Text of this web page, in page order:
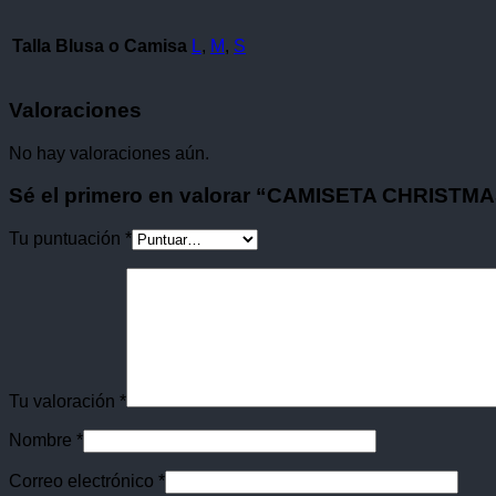
Talla Blusa o Camisa L, M, S
Valoraciones
No hay valoraciones aún.
Sé el primero en valorar “CAMISETA
Tu puntuación *
Tu valoración *
Nombre *
Correo electrónico *